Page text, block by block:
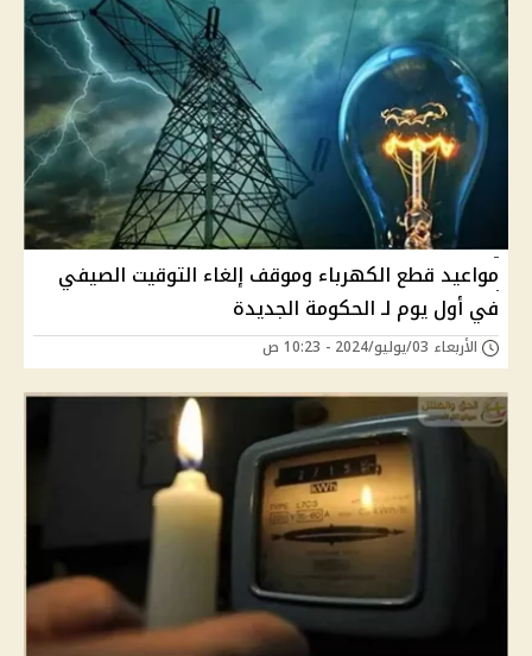
مواعيد قطع الكهرباء وموقف إلغاء التوقيت الصيفي
في أول يوم لـ الحكومة الجديدة
الأربعاء 03/يوليو/2024 - 10:23 ص